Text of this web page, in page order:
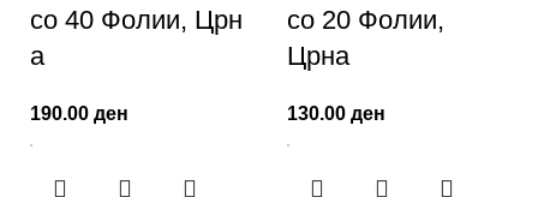
со 40 Фолии, Црн
а
190.00 ден
со 20 Фолии,
Црна
130.00 ден